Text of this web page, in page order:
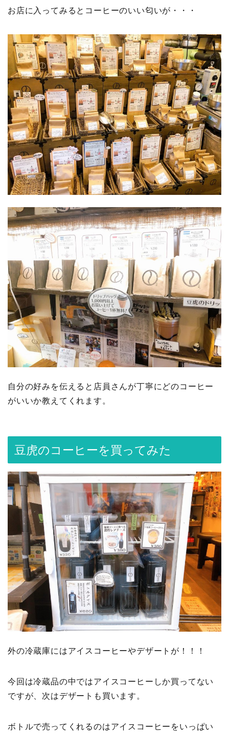
お店に入ってみるとコーヒーのいい匂いが・・・
自分の好みを伝えると店員さんが丁寧にどのコーヒー
がいいか教えてくれます。
豆虎のコーヒーを買ってみた
外の冷蔵庫にはアイスコーヒーやデザートが！！！
今回は冷蔵品の中ではアイスコーヒーしか買ってない
ですが、次はデザートも買います。
ボトルで売ってくれるのはアイスコーヒーをいっぱい